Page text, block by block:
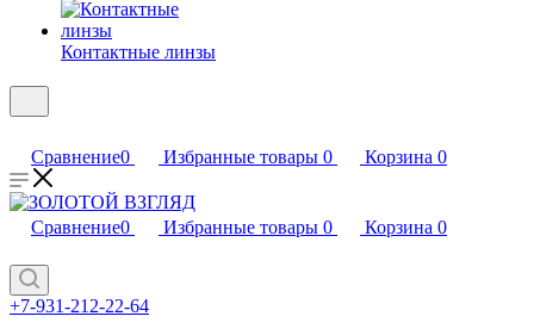
Контактные линзы
Сравнение0 Избранные товары 0 Корзина 0
Сравнение0 Избранные товары 0 Корзина 0
+7-931-212-22-64